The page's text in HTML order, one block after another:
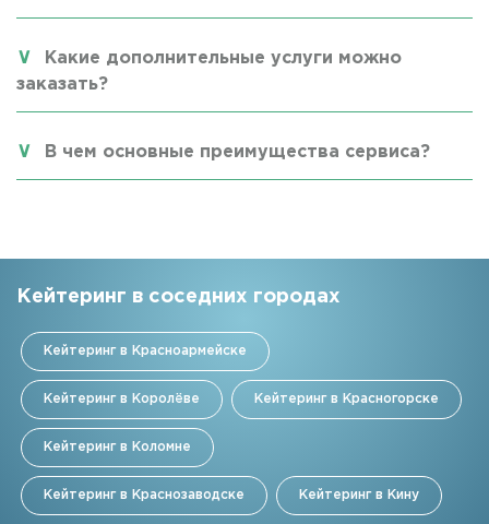
Какие дополнительные услуги можно
заказать?
В чем основные преимущества сервиса?
Кейтеринг в соседних городах
Кейтеринг в Красноармейске
Кейтеринг в Королёве Кейтеринг в Красногорске
Кейтеринг в Коломне
Кейтеринг в Краснозаводске Кейтеринг в Кину